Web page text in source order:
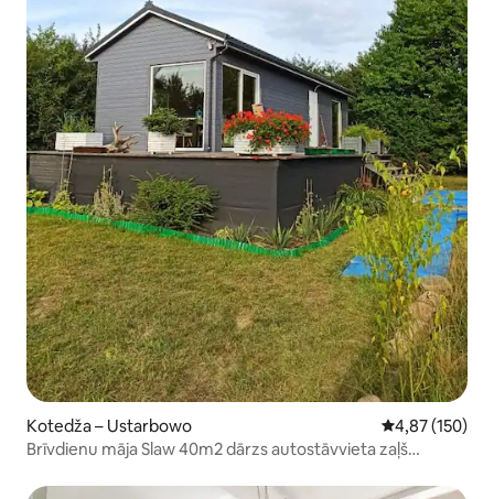
Kotedža – Ustarbowo Vidējais
4,87 (150)
Brīvdienu māja Slaw 40m2 dārzs autostāvvieta zaļš